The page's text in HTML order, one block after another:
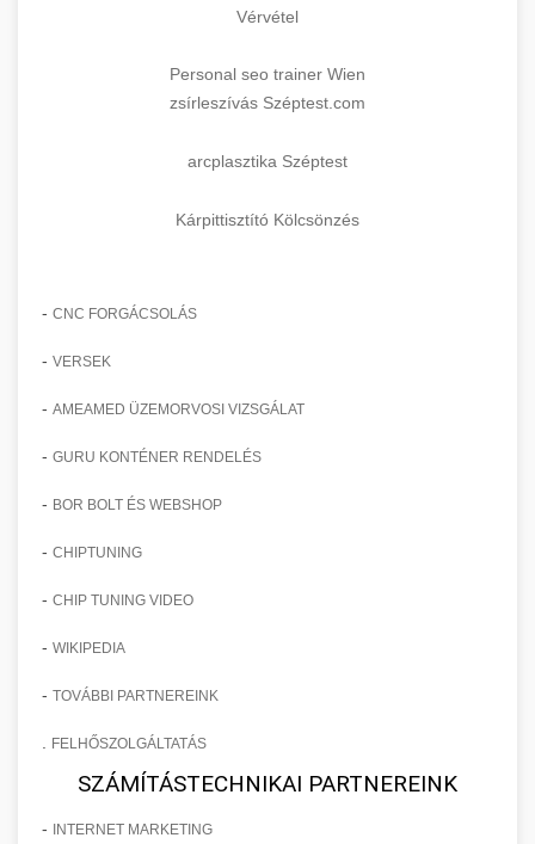
Vérvétel
Personal seo trainer Wien
zsírleszívás Széptest.com
arcplasztika Széptest
Kárpittisztító Kölcsönzés
- CNC FORGÁCSOLÁS
- VERSEK
- AMEAMED ÜZEMORVOSI VIZSGÁLAT
- GURU KONTÉNER RENDELÉS
- BOR BOLT ÉS WEBSHOP
- CHIPTUNING
- CHIP TUNING VIDEO
- WIKIPEDIA
- TOVÁBBI PARTNEREINK
FELHŐSZOLGÁLTATÁS
SZÁMÍTÁSTECHNIKAI PARTNEREINK
- INTERNET MARKETING